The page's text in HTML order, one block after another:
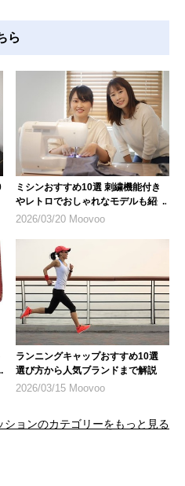
ら
ミシンおすすめ10選 刺繍機能付き
やレトロでおしゃれなモデルも紹介
2026/03/20 Moovoo
ランニングキャップおすすめ10選
選び方から人気ブランドまで解説
2026/03/15 Moovoo
ションのカテゴリーをもっと見る